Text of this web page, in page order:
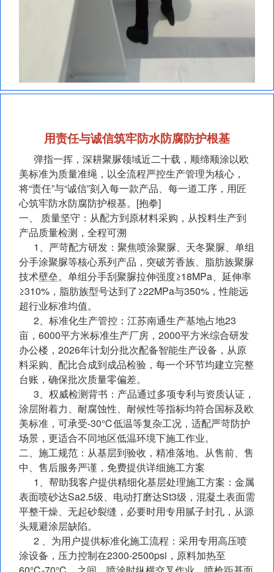
用责任与诚信筑牢防水防腐防护根基
弹指一挥，深耕聚脲领域近二十载，顺缔顺涂以欧
美标准为质量准绳，以全流程严控生产管理为核心，
将“责任”与“诚信”刻入每一款产品、每一道工序，用匠
心筑牢防水防腐防护根基。[抱拳]
一、 质量坚守：从配方到原材料采购，从投料生产到
产品质量检测，全程可溯
1、严苛配方研发：聚焦喷涂聚脲、天冬聚脲、单组
分手涂聚脲等核心系列产品，突破芳香族、脂肪族聚脲
技术壁垒。单组分手刮聚脲拉伸强度≥18MPa、延伸率
≥310%，脂肪族型号达到了≥22MPa与350%，性能远
超行业标准均值。
2、标准化生产管控：江苏南通生产基地占地23
亩，6000平方米标准生产厂房，2000平方米综合研发
办公楼，2026年计划分批次配备智能生产设备，从原
料采购、配比合成到成品检验，每一个环节均建立完整
台账，确保批次质量零偏差。
3、权威检测背书：产品通过多项专利与资质认证，
涂层附着力、耐腐蚀性、耐候性等指标均符合国标及欧
美标准，可承受-30℃低温等复杂工况，适配严苛防护
场景，更适合不同地区低温环境下施工作业。
二、施工规范：从基层到验收，精准落地。从售前、售
中、售后服务严谨，免费提供详细施工方案
1、帮助我客户提供精细化基层处理施工方案：金属
表面喷砂达Sa2.5级、电动打磨达St3级，混凝土表面需
平整干燥、无起砂裂缝，必要时用专用腻子封孔，从源
头规避涂层缺陷。
2 、为用户提供标准化施工流程：采用专用高压喷
涂设备，压力控制在2300-2500psi，原料加热至